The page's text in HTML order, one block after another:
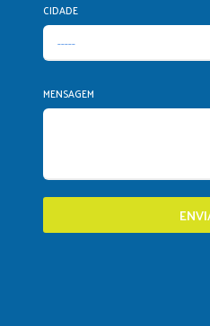
CIDADE
MENSAGEM